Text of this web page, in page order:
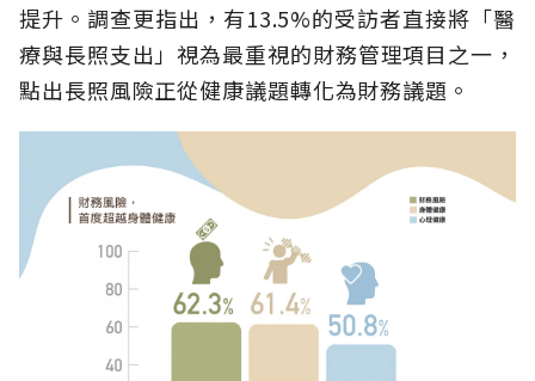
提升。調查更指出，有13.5%的受訪者直接將「醫
療與長照支出」視為最重視的財務管理項目之一，
點出長照風險正從健康議題轉化為財務議題。